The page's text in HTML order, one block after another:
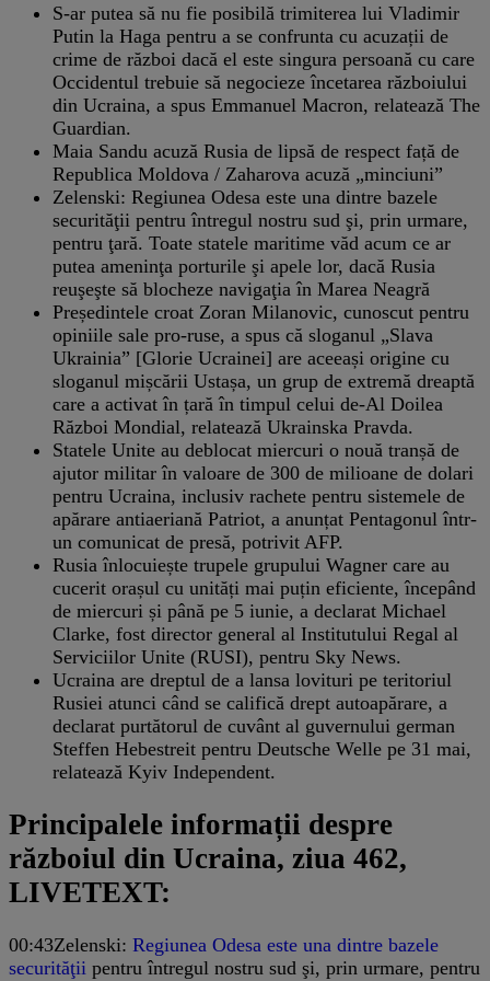
S-ar putea să nu fie posibilă trimiterea lui Vladimir
Putin la Haga pentru a se confrunta cu acuzații de
crime de război dacă el este singura persoană cu care
Occidentul trebuie să negocieze încetarea războiului
din Ucraina, a spus Emmanuel Macron, relatează The
Guardian.
Maia Sandu acuză Rusia de lipsă de respect față de
Republica Moldova / Zaharova acuză „minciuni”
Zelenski: Regiunea Odesa este una dintre bazele
securităţii pentru întregul nostru sud şi, prin urmare,
pentru ţară. Toate statele maritime văd acum ce ar
putea ameninţa porturile şi apele lor, dacă Rusia
reuşeşte să blocheze navigaţia în Marea Neagră
Președintele croat Zoran Milanovic, cunoscut pentru
opiniile sale pro-ruse, a spus că sloganul „Slava
Ukrainia” [Glorie Ucrainei] are aceeași origine cu
sloganul mișcării Ustașa, un grup de extremă dreaptă
care a activat în țară în timpul celui de-Al Doilea
Război Mondial, relatează Ukrainska Pravda.
Statele Unite au deblocat miercuri o nouă tranșă de
ajutor militar în valoare de 300 de milioane de dolari
pentru Ucraina, inclusiv rachete pentru sistemele de
apărare antiaeriană Patriot, a anunțat Pentagonul într-
un comunicat de presă, potrivit AFP.
Rusia înlocuiește trupele grupului Wagner care au
cucerit orașul cu unități mai puțin eficiente, începând
de miercuri și până pe 5 iunie, a declarat Michael
Clarke, fost director general al Institutului Regal al
Serviciilor Unite (RUSI), pentru Sky News.
Ucraina are dreptul de a lansa lovituri pe teritoriul
Rusiei atunci când se califică drept autoapărare, a
declarat purtătorul de cuvânt al guvernului german
Steffen Hebestreit pentru Deutsche Welle pe 31 mai,
relatează Kyiv Independent.
Principalele informații despre
războiul din Ucraina, ziua 462,
LIVETEXT:
00:43Zelenski: Regiunea Odesa este una dintre bazele
securităţii pentru întregul nostru sud şi, prin urmare, pentru